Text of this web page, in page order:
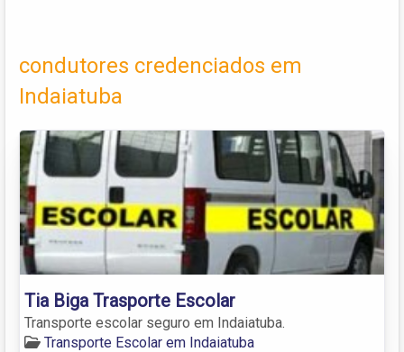
condutores credenciados em
Indaiatuba
Tia Biga Trasporte Escolar
Transporte escolar seguro em Indaiatuba.
Transporte Escolar em Indaiatuba